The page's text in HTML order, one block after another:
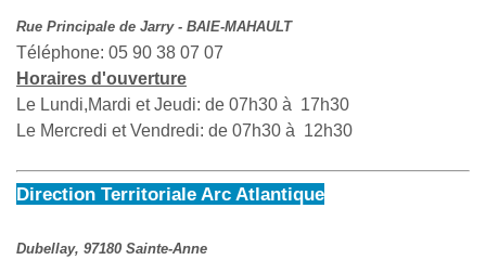
Rue Principale de Jarry - BAIE-MAHAULT
Téléphone: 05 90 38 07 07
Horaires d'ouverture
Le Lundi,Mardi et Jeudi: de 07h30 à 17h30
Le Mercredi et Vendredi: de 07h30 à 12h30
Direction Territoriale Arc Atlantique
Dubellay, 97180 Sainte-Anne